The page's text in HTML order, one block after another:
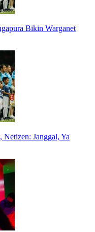
Bikin Warganet
Janggal, Ya